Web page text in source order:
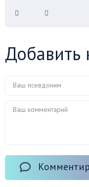
Добавить